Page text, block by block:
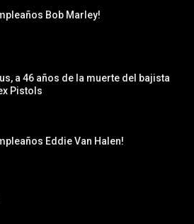
Bob Marley!
a 46 años de la muerte del bajista
Pistols
Eddie Van Halen!